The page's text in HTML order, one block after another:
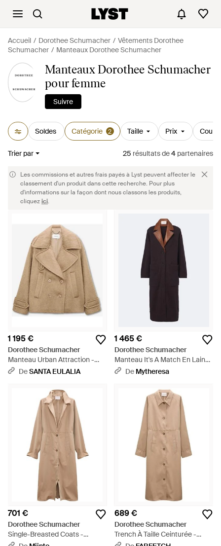
Accueil Dorothee Schumacher
Vêtements Dorothee
Schumacher
Manteaux Dorothee Schumacher
Manteaux Dorothee Schumacher
pour femme
Suivre
Soldes Catégorie 2 Taille Prix
Trier par 25 résultatsde4 partenaires
Les commissions et autres frais payés à Lyst peuvent affecter le
classement d'un produit dans cette recherche. Pour plus
d'informations sur la façon dont nous classons les produits,
cliquezici.
1 195 €
Dorothee Schumacher
Manteau Urban Attraction -
Neutre
DeSANTA EULALIA
1 465 €
Dorothee Schumacher
Manteau It's A Match En Laine
Et Cachemire - Bleu
De Mytheresa
701 €
Dorothee Schumacher
Single-Breasted Coats -
Neutre
689 €
Dorothee Schumacher
Trench À Taille Ceinturée -
Neutre